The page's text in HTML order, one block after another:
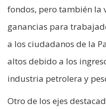
fondos, pero también la
ganancias para
a los ciudadanos de la
altos debido a los
industria petrolera y
Otro de los ejes